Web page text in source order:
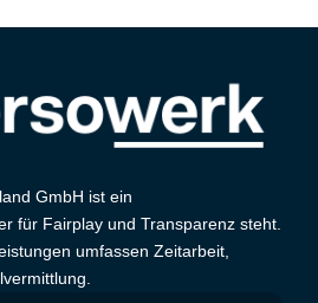
GmbH ist ein
für Fairplay und Transparenz steht.
umfassen Zeitarbeit,